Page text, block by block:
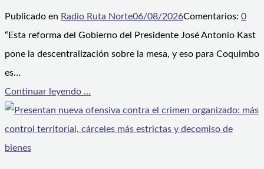
Publicado en Radio Ruta Norte06/08/2026Comentarios: 0
“Esta reforma del Gobierno del Presidente José Antonio Kast
pone la descentralización sobre la mesa, y eso para Coquimbo
es…
Continuar leyendo ...